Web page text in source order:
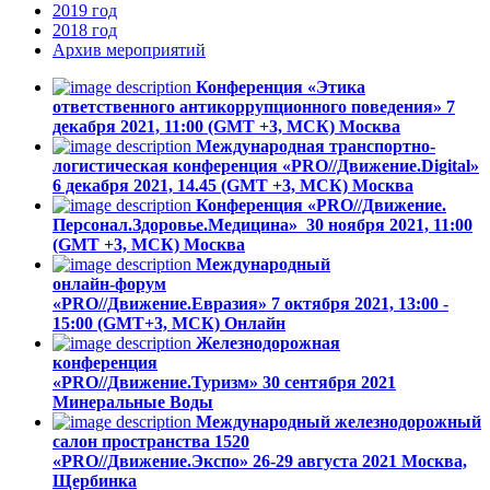
2019 год
2018 год
Архив мероприятий
Конференция «Этика
ответственного антикоррупционного поведения» 7
декабря 2021, 11:00 (GMT +3, МСК) Москва
Международная транспортно-
логистическая конференция «PRO//Движение.Digital»
6 декабря 2021, 14.45 (GMT +3, МСК) Москва
Конференция «PRO//Движение.
Персонал.Здоровье.Медицина» 30 ноября 2021, 11:00
(GMT +3, МСК) Москва
Международный
онлайн-форум
«PRO//Движение.Евразия» 7 октября 2021, 13:00 -
15:00 (GMT+3, МСК) Онлайн
Железнодорожная
конференция
«PRO//Движение.Туризм» 30 сентября 2021
Минеральные Воды
Международный железнодорожный
салон пространства 1520
«PRO//Движение.Экспо» 26-29 августа 2021 Москва,
Щербинка